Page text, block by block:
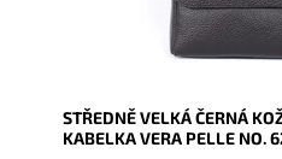
STŘEDNĚ VELKÁ ČERNÁ
KABELKA VERA PELLE NO.